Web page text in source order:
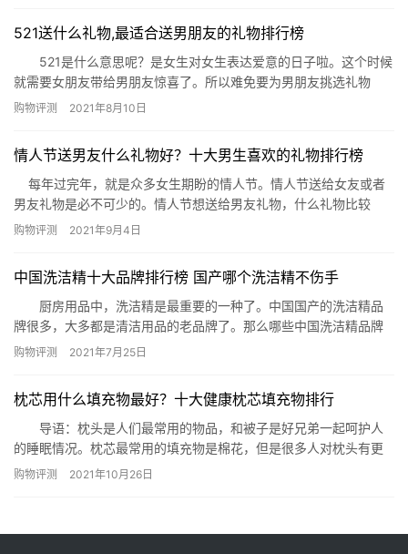
“绒线大王&rdq…
521送什么礼物,最适合送男朋友的礼物排行榜
521是什么意思呢？是女生对女生表达爱意的日子啦。这个时候
就需要女朋友带给男朋友惊喜了。所以难免要为男朋友挑选礼物
了。那么521应该送给男生什么礼物呢？下面网为你公布521送什么
521送什么礼物?温馨浪漫的小屋，小巧的家…
购物评测 2021年8月10日
情人节送男友什么礼物好？十大男生喜欢的礼物排行榜
每年过完年，就是众多女生期盼的情人节。情人节送给女友或者
男友礼物是必不可少的。情人节想送给男友礼物，什么礼物比较
好？男生会喜欢什么样的礼物呢？小编今天就为广大男性同胞们做
包6、游戏皮肤或者其他游戏道具7、电子…
购物评测 2021年9月4日
​中国洗洁精十大品牌排行榜 国产哪个洗洁精不伤手
厨房用品中，洗洁精是最重要的一种了。中国国产的洗洁精品
牌很多，大多都是清洁用品的老品牌了。那么哪些中国洗洁精品牌
最值得购买呢？下面网为你推荐中国洗洁精十大品牌排行榜，看看
精、绿伞 柠檬洗洁精、洛娃洗洁精、高富力 ACO除菌洗洁精、立白
洗洁…
购物评测 2021年7月25日
枕芯用什么填充物最好？十大健康枕芯填充物排行
导语：枕头是人们最常用的物品，和被子是好兄弟一起呵护人
的睡眠情况。枕芯最常用的填充物是棉花，但是很多人对枕头有更
多要求，就喜欢在里面填充其他的东西，那么有那么多东西适合填
购物评测 2021年10月26日